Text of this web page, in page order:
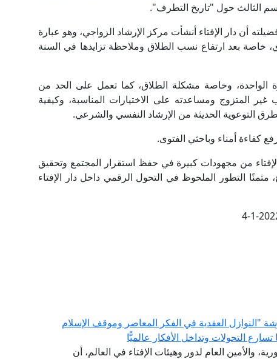
الثالث حول "تاريخ التطرف".
أن دار الإفتاء أنشأت مركز الإرشاد الزواجي، وهو عبارة
خاصة بعد ارتفاع نسب الطلاق وملاحظة تزايدها في السنة
الواحدة، وخاصة مشكلة الطلاق، كما تعمل على الحد من
المتزوج ومساعدته على الاختيارات المناسبة، وكيفية
التوعوية الحديثة من الإرشاد النفسي والشرعي.
كفاءة أمناء وباحثي الفتوى.
من مجهودات كبيرة في حفظ استقرار المجتمع وتحقيق
مثمنًا التطور الملحوظ في التحول الرقمي داخل دار الإفتاء
4-1-
"النوازل العقدية في الفكر المعاصر وموقف الإسلام
التحولات وتداخل الأفكار عالميًّا
والأمين العام لدور وهيئات الإفتاء في العالم، أن